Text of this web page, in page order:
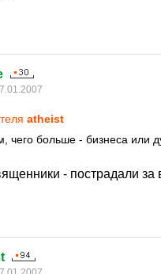
atheist
чего больше - бизнеса или
- пострадали за